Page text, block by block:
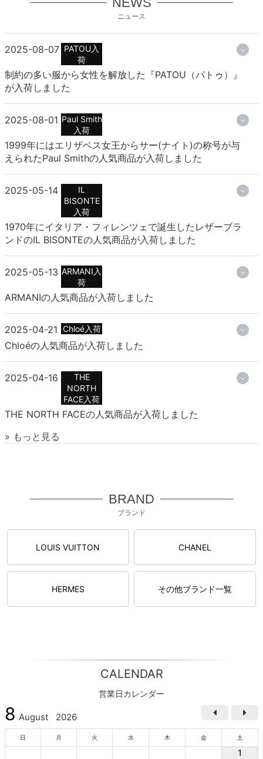
ニュース
2025-08-07 PATOU入
荷
制約の多い服から女性を解放した『PATOU（パトゥ）』
が入荷しました
2025-08-01 Paul Smith
入荷
1999年にはエリザベス女王からサー(ナイト)の称号が与
えられたPaul Smithの人気商品が入荷しました
2025-05-14
IL
BISONTE
入荷
1970年にイタリア・フィレンツェで誕生したレザーブラ
ンドのIL BISONTEの人気商品が入荷しました
2025-05-13 ARMANI入
荷
ARMANIの人気商品が入荷しました
2025-04-21 Chloé入荷
Chloéの人気商品が入荷しました
2025-04-16
THE
NORTH
FACE入荷
THE NORTH FACEの人気商品が入荷しました
» もっと見る
BRAND
ブランド
LOUIS VUITTON CHANEL
HERMES その他ブランド一覧
CALENDAR
営業日カレンダー
8 August 2026
日 月 火 水 木 金 土
1